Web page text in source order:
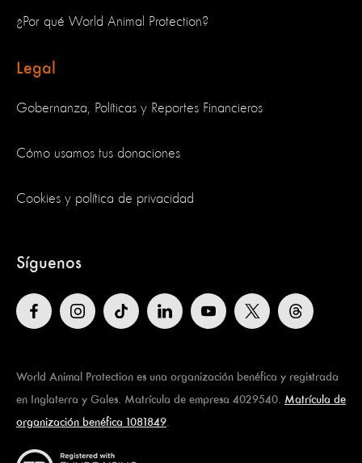
¿Por qué World Animal Protection?
Legal
Gobernanza, Políticas y Reportes Financieros
Cómo usamos tus donaciones
Cookies y política de privacidad
Síguenos
World Animal Protection es una organización benéfica y registrada
en Inglaterra y Gales. Matrícula de empresa 4029540. Matrícula de
organización benéfica 1081849